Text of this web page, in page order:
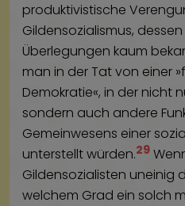
produktivistische
Gildensozialismus,
Überlegungen kaum
man in der Tat von einer
Demokratie«, in der nicht
sondern auch andere
Gemeinwesens einer
unterstellt würden.29
Gildensozialisten uneinig
welchem Grad ein solch